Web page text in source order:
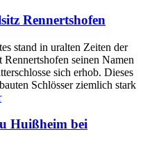
Rennertshofen
stand in uralten Zeiten der
seinen Namen
sich erhob. Dieses
Schlösser ziemlich stark
Huißheim bei